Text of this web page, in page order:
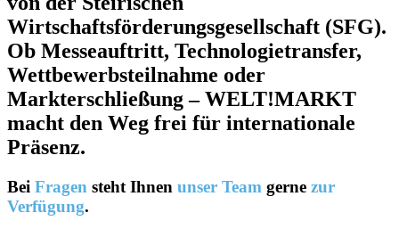
Wirtschaftsförderungsgesellschaft (SFG).
Ob Messeauftritt, Technologietransfer,
Wettbewerbsteilnahme oder
Markterschließung – WELT!MARKT
macht den Weg frei für internationale
Präsenz.
Bei Fragen steht Ihnen unser Team gerne zur
Verfügung.